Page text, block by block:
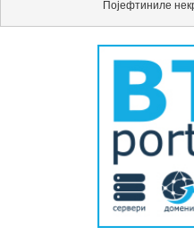
Појефтиниле